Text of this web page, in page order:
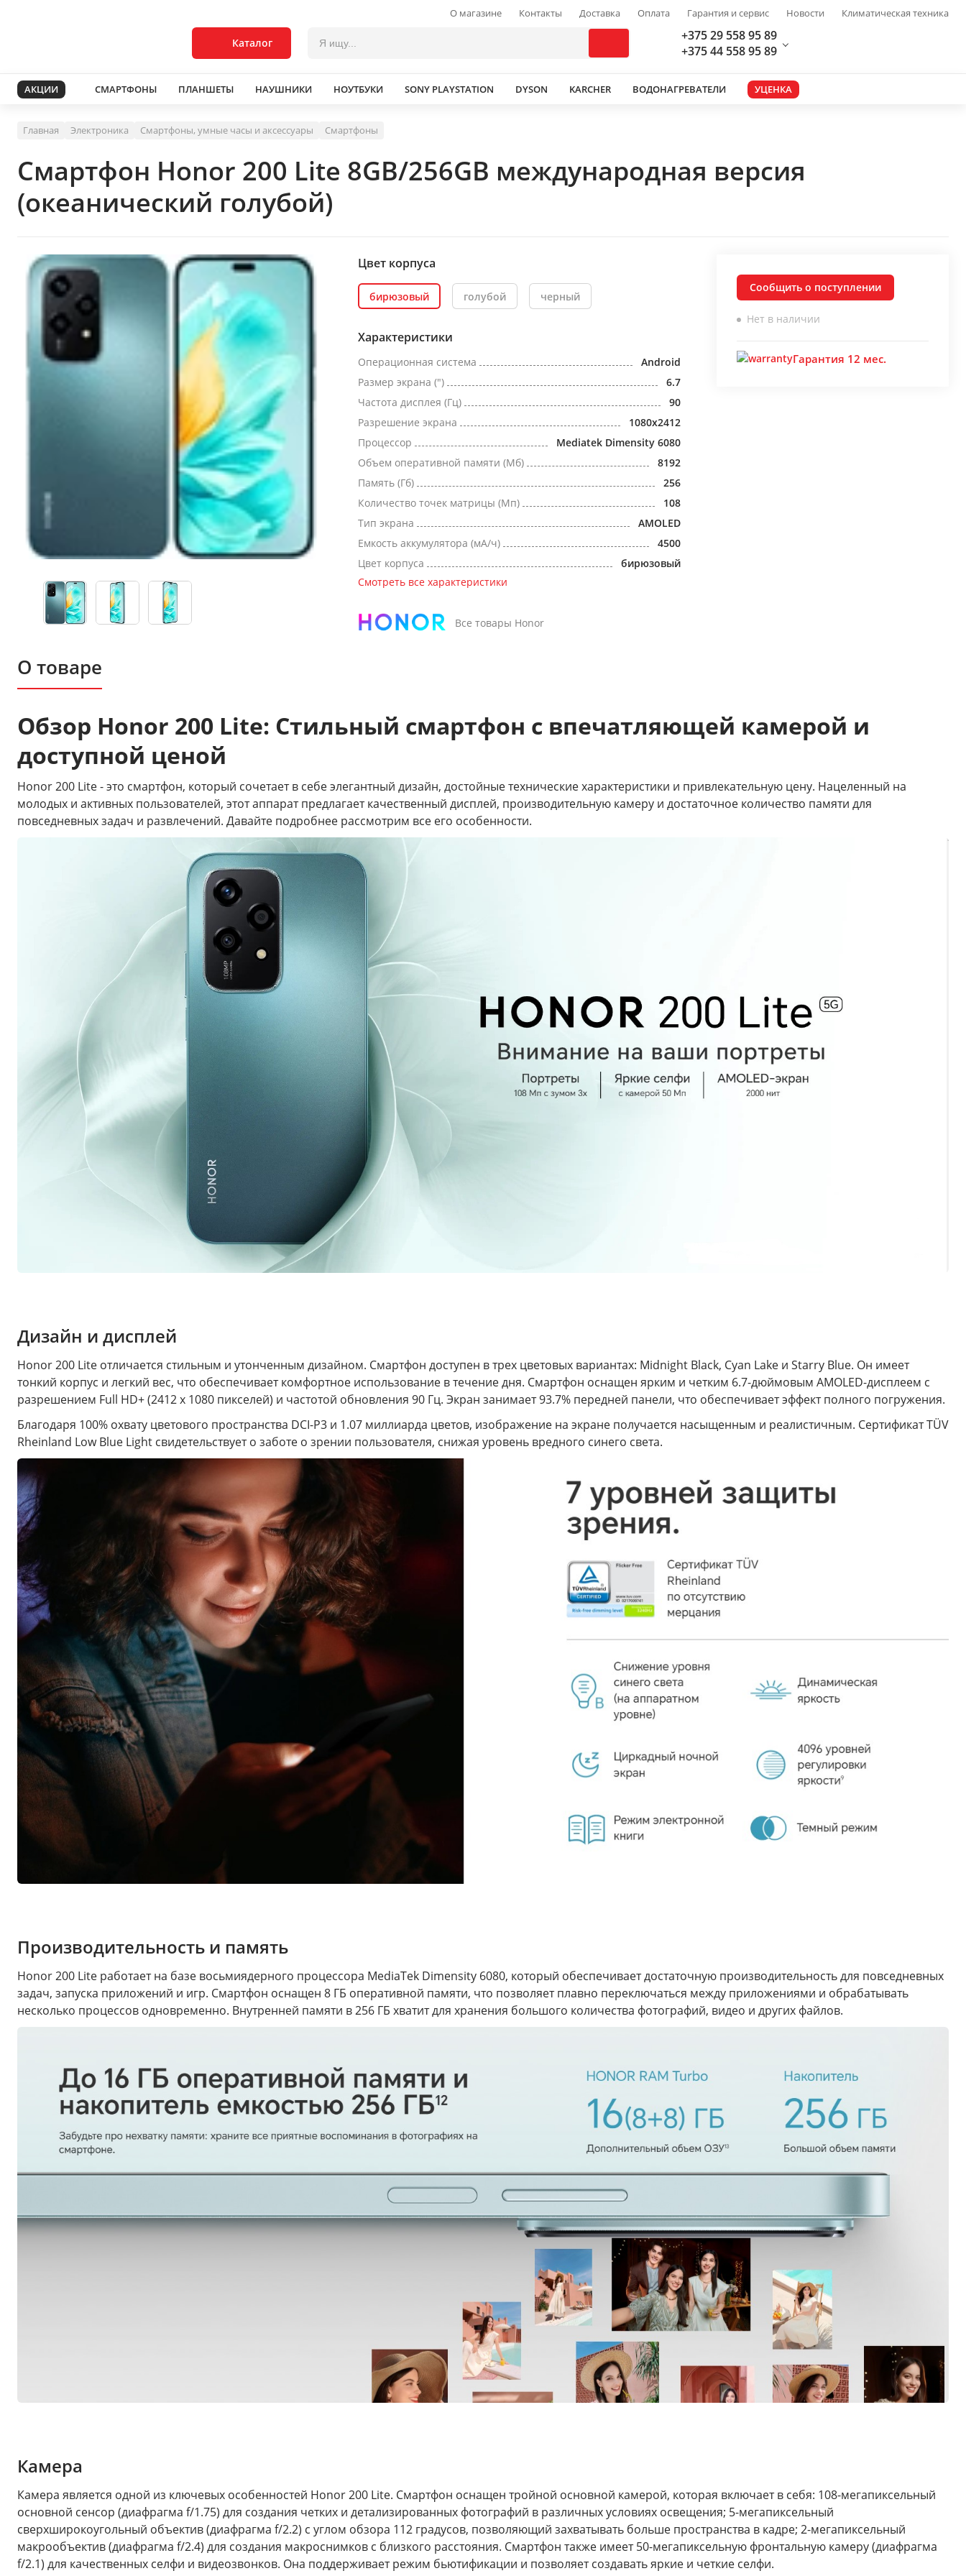
О магазине Контакты Доставка Оплата Гарантия и сервис Новости Климатическая техника
Каталог
+375 29 558 95 89
+375 44 558 95 89
АКЦИИ СМАРТФОНЫ ПЛАНШЕТЫ НАУШНИКИ НОУТБУКИ SONY PLAYSTATION DYSON KARCHER ВОДОНАГРЕВАТЕЛИ УЦЕНКА
Главная Электроника Смартфоны, умные часы и аксессуары Смартфоны
Смартфон Honor 200 Lite 8GB/256GB международная версия
(океанический голубой)
Цвет корпуса
бирюзовый голубой черный
Характеристики
Операционная система
Android
Размер экрана (")
6.7
Частота дисплея (Гц)
90
Разрешение экрана
1080x2412
Процессор
Mediatek Dimensity 6080
Объем оперативной памяти (Мб)
8192
Память (Гб)
256
Количество точек матрицы (Мп)
108
Тип экрана
AMOLED
Емкость аккумулятора (мА/ч)
4500
Цвет корпуса
бирюзовый
Смотреть все характеристики
Все товары Honor
Сообщить о поступлении
Нет в наличии
Гарантия 12 мес.
О товаре
Обзор Honor 200 Lite: Стильный смартфон с впечатляющей камерой и
доступной ценой
Honor 200 Lite - это смартфон, который сочетает в себе элегантный дизайн, достойные технические характеристики и привлекательную цену. Нацеленный на
молодых и активных пользователей, этот аппарат предлагает качественный дисплей, производительную камеру и достаточное количество памяти для
повседневных задач и развлечений. Давайте подробнее рассмотрим все его особенности.
Дизайн и дисплей
Honor 200 Lite отличается стильным и утонченным дизайном. Смартфон доступен в трех цветовых вариантах: Midnight Black, Cyan Lake и Starry Blue. Он имеет
тонкий корпус и легкий вес, что обеспечивает комфортное использование в течение дня. Смартфон оснащен ярким и четким 6.7-дюймовым AMOLED-дисплеем с
разрешением Full HD+ (2412 x 1080 пикселей) и частотой обновления 90 Гц. Экран занимает 93.7% передней панели, что обеспечивает эффект полного погружения.
Благодаря 100% охвату цветового пространства DCI-P3 и 1.07 миллиарда цветов, изображение на экране получается насыщенным и реалистичным. Сертификат TÜV
Rheinland Low Blue Light свидетельствует о заботе о зрении пользователя, снижая уровень вредного синего света.
Производительность и память
Honor 200 Lite работает на базе восьмиядерного процессора MediaTek Dimensity 6080, который обеспечивает достаточную производительность для повседневных
задач, запуска приложений и игр. Смартфон оснащен 8 ГБ оперативной памяти, что позволяет плавно переключаться между приложениями и обрабатывать
несколько процессов одновременно. Внутренней памяти в 256 ГБ хватит для хранения большого количества фотографий, видео и других файлов.
Камера
Камера является одной из ключевых особенностей Honor 200 Lite. Смартфон оснащен тройной основной камерой, которая включает в себя: 108-мегапиксельный
основной сенсор (диафрагма f/1.75) для создания четких и детализированных фотографий в различных условиях освещения; 5-мегапиксельный
сверхширокоугольный объектив (диафрагма f/2.2) с углом обзора 112 градусов, позволяющий захватывать больше пространства в кадре; 2-мегапиксельный
макрообъектив (диафрагма f/2.4) для создания макроснимков с близкого расстояния. Смартфон также имеет 50-мегапиксельную фронтальную камеру (диафрагма
f/2.1) для качественных селфи и видеозвонков. Она поддерживает режим бьютификации и позволяет создавать яркие и четкие селфи.